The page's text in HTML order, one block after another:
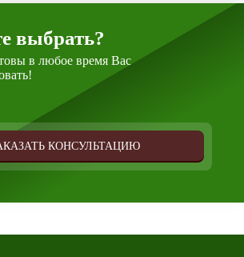
выбрать?
в любое время Вас
КОНСУЛЬТАЦИЮ